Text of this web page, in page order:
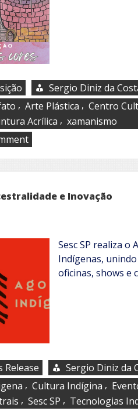
Sergio Diniz da
, Arte Plástica , Centro
Acrílica , xamanismo
on
O
Som
das
e Inovação
Sesc SP realiza o
Indígenas,
oficinas, shows e
Release
Sergio Diniz da
, Cultura Indígina ,
, Sesc SP , Tecnologias